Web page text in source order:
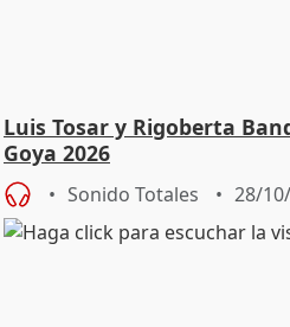
Luis Tosar y Rigoberta
Goya 2026
Sonido Totales 28/